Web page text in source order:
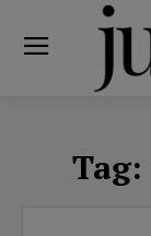
Tag: